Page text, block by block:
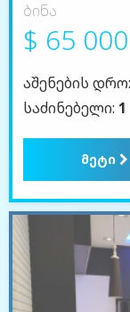
ბინა
$ 65 000
აშენების დრო:
საძინებელი: 1
მეტი